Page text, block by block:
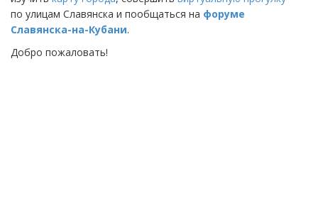
по улицам Славянска и пообщаться на форуме
Славянска-на-Кубани.
Добро пожаловать!